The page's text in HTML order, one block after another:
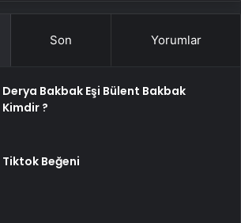
Son Yorumlar
Derya Bakbak Eşi Bülent Bakbak
Kimdir ?
Tiktok Beğeni